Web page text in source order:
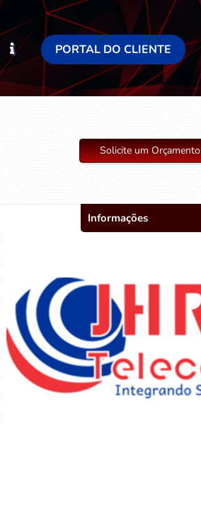
PORTAL DO CLIENTE
Solicite um Orçamento
Informações